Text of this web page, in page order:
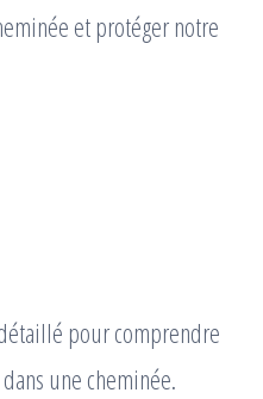
et protéger notre
pour comprendre
une cheminée.